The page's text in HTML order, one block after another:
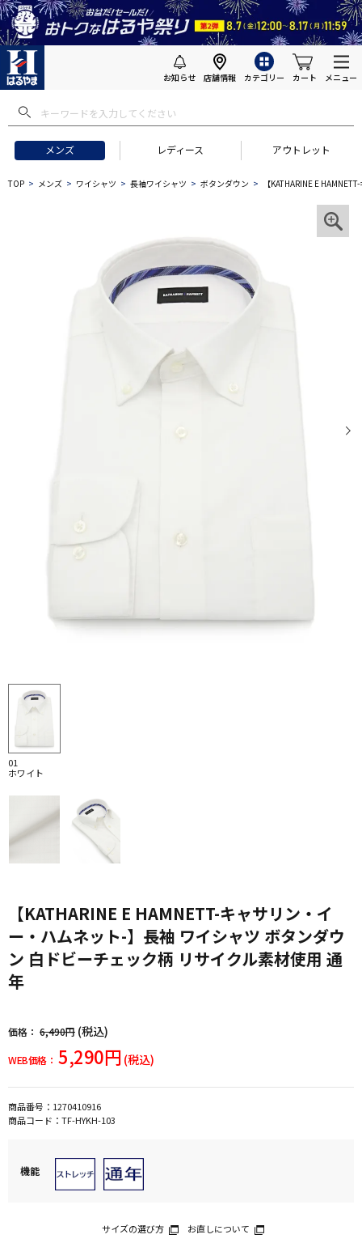
お知らせ 店舗情報 カテゴリー カート メニュー
メンズ レディース アウトレット
TOP メンズ ワイシャツ 長袖ワイシャツ ボタンダウン 【KATHARINE E
01
ホワイト
【KATHARINE E HAMNETT-キャサリン・イ
ー・ハムネット-】長袖 ワイシャツ ボタンダウ
ン 白ドビーチェック柄 リサイクル素材使用 通
年
価格： 6,490円 (税込)
WEB価格： 5,290円 (税込)
商品番号： 1270410916
商品コード： TF-HYKH-103
機能
サイズの選び方 お直しについて